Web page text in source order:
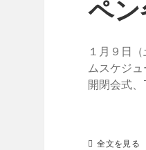
1
ペ
１月９日
ムスケジ
開閉会式
全文を見る